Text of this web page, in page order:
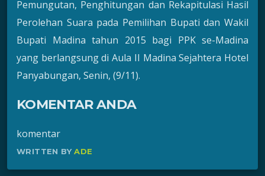
Pemungutan, Penghitungan dan Rekapitulasi Hasil
Perolehan Suara pada Pemilihan Bupati dan Wakil
Bupati Madina tahun 2015 bagi PPK se-Madina
yang berlangsung di Aula II Madina Sejahtera Hotel
Panyabungan, Senin, (9/11).
KOMENTAR ANDA
komentar
WRITTEN BYADE